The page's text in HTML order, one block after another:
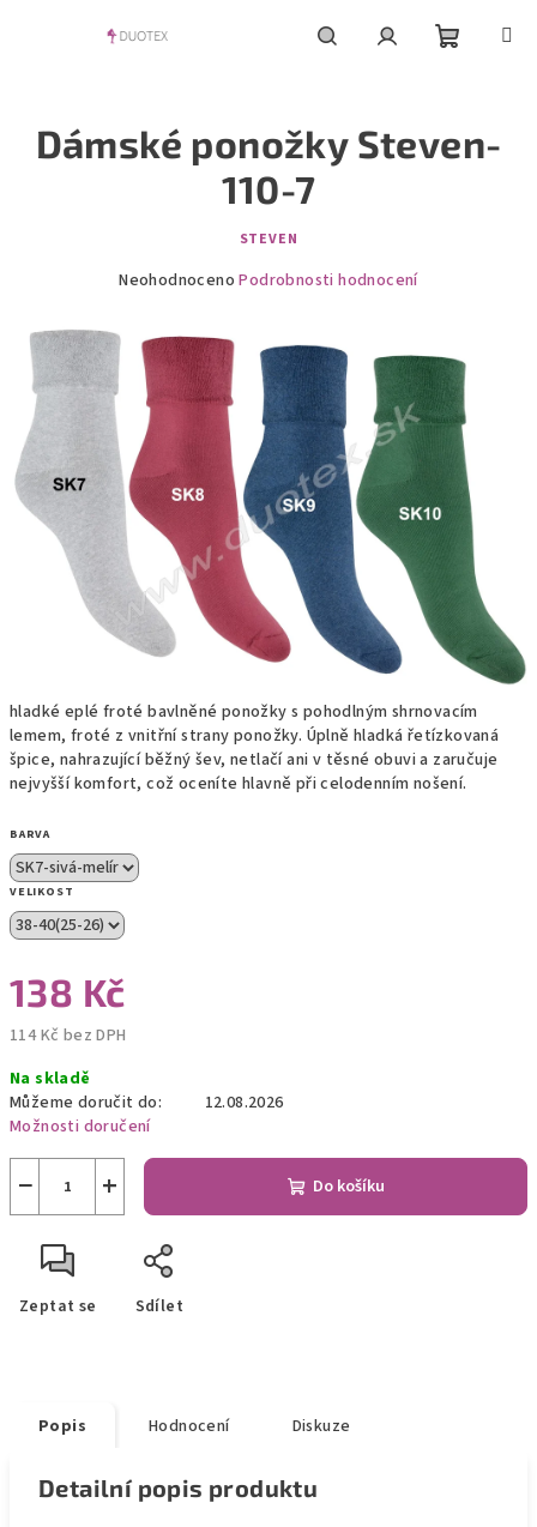
košík
hladké eplé froté bavlněné ponožky s pohodlným shrnovacím
lemem, froté z vnitřní strany ponožky. Úplně hladká řetízkovaná
špice, nahrazující běžný šev, netlačí ani v těsné obuvi a zaručuje
nejvyšší komfort, což oceníte hlavně při celodenním nošení.
BARVA
VELIKOST
138 Kč
114 Kč bez DPH
cena:
Na skladě
Můžeme doručit do:
12.08.2026
Možnosti doručení
+
− Do košíku
Zeptat se Sdílet
Dámské ponožky Steven-
110-7
STEVEN
Průměrné
je
z
hvězdiček.
Neohodnoceno Podrobnosti hodnocení
Popis Hodnocení Diskuze
Detailní popis produktu